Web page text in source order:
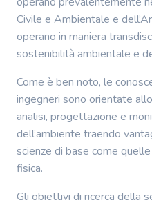
Civile e Ambientale e
operano in maniera
sostenibilità ambientale e
Come è ben noto, le
ingegneri sono orientate
analisi, progettazione e
dell’ambiente traendo
scienze di base come
fisica.
Gli obiettivi di ricerca della